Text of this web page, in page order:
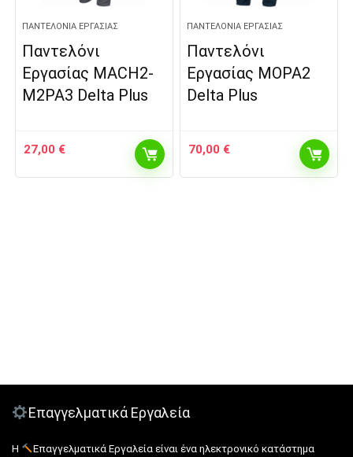
ΠΑΝΤΕΛΌΝΙΑ ΕΡΓΑΣΊΑΣ
Παντελόνι
Εργασίας MACH2-
M2PA3 Delta Plus
27,00 €
ΠΑΝΤΕΛΌΝΙΑ ΕΡΓΑΣΊΑΣ
Παντελόνι
Εργασίας MOPA2
Delta Plus
70,00 €
Επαγγελματικά Εργαλεία
Η
Επαγγελματικά Εργαλεία είναι ένα ηλεκτρονικό κατάστημα